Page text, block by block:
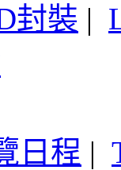
封裝 |
日程 |